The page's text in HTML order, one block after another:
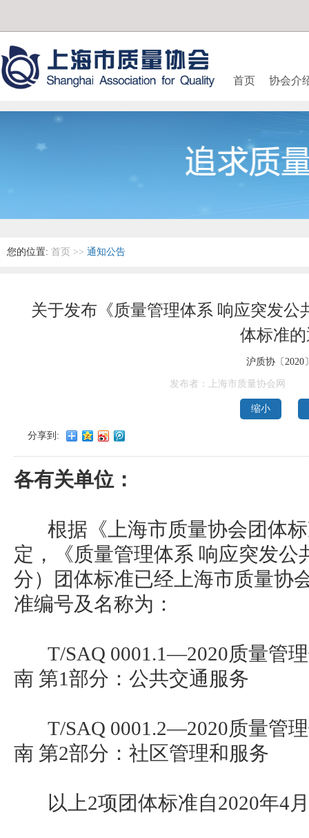
首页 协会介
您的位置: 首页 >> 通知公告
关于发布《质量管理体系 响应突发
体标准
沪质协〔2020
发布者：上海市质量协会网
缩小
分享到:
各有关单位：
根据《上海市质量协会团体标
定，《质量管理体系 响应突发公
分）团体标准已经上海市质量协
准编号及名称为：
T/SAQ 0001.1—2020质量管理
南 第1部分：公共交通服务
T/SAQ 0001.2—2020质量管理
南 第2部分：社区管理和服务
以上2项团体标准自2020年4